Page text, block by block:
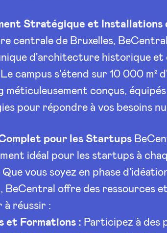
Stratégique et Installations
centrale de Bruxelles,
d'architecture historique et
campus s'étend sur 10 000 m²
méticuleusement conçus,
pour répondre à vos besoins
pour les Startups
idéal pour les startups à
vous soyez en phase
BeCentral offre des ressources
à réussir :
et Formations : Participez à des